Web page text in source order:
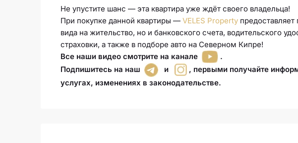
Не упустите шанс — эта квартира уже ждёт своего владельца!
При покупке данной квартиры — VELES Property
вида на жительство, но и банковского счета, водительского
страховки, а также в подборе авто на Северном Кипре!
Все наши видео смотрите на канале
.
Подпишитесь на наш
и
, первыми получайте
услугах, изменениях в законодательстве.